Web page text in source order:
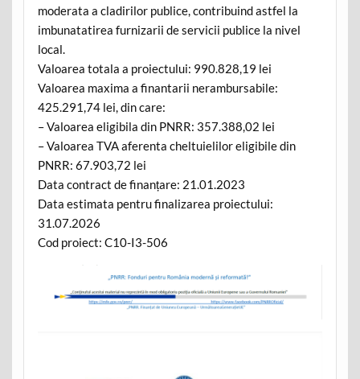
moderata a cladirilor publice, contribuind astfel la
imbunatatirea furnizarii de servicii publice la nivel
local.
Valoarea totala a proiectului: 990.828,19 lei
Valoarea maxima a finantarii nerambursabile:
425.291,74 lei, din care:
– Valoarea eligibila din PNRR: 357.388,02 lei
– Valoarea TVA aferenta cheltuielilor eligibile din
PNRR: 67.903,72 lei
Data contract de finanțare: 21.01.2023
Data estimata pentru finalizarea proiectului:
31.07.2026
Cod proiect: C10-I3-506